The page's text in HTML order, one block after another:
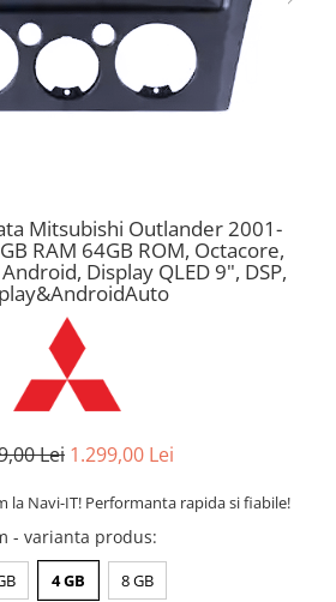
Mitsubishi Outlander 2001-
RAM 64GB ROM, Octacore,
Display QLED 9", DSP,
Lei 1.299,00 Lei
la Navi-IT! Performanta rapida si fiabile!
- varianta produs:
4 GB 8 GB